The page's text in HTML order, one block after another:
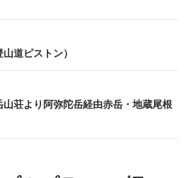
道ピストン）
荘より阿弥陀岳経由赤岳・地蔵尾根